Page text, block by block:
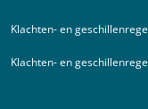
Klachten- en
Klachten- en